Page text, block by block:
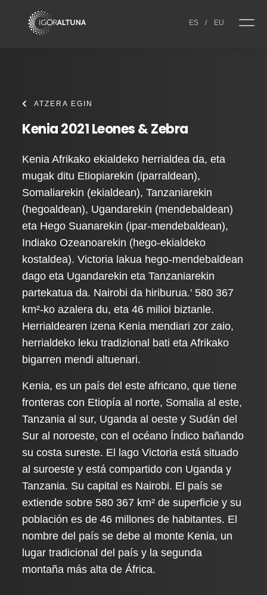
ES / EU
ATZERA EGIN
Kenia 2021 Leones & Zebra
Kenia Afrikako ekialdeko herrialdea da, eta
mugak ditu Etiopiarekin (iparraldean),
Somaliarekin (ekialdean), Tanzaniarekin
(hegoaldean), Ugandarekin (mendebaldean)
eta Hego Suanarekin (ipar-mendebaldean),
Indiako Ozeanoarekin (hego-ekialdeko
kostaldea). Victoria lakua hego-mendebaldean
dago eta Ugandarekin eta Tanzaniarekin
partekatua da. Nairobi da hiriburua.' 580 367
km²-ko azalera du, eta 46 milioi biztanle.
Herrialdearen izena Kenia mendiari zor zaio,
herrialdeko leku tradizional bati eta Afrikako
bigarren mendi altuenari.
Kenia, es un país del este africano, que tiene
fronteras con Etiopía al norte, Somalia al este,
Tanzania al sur, Uganda al oeste y Sudán del
Sur al noroeste, con el océano Índico bañando
su costa sureste. El lago Victoria está situado
al suroeste y está compartido con Uganda y
Tanzania. Su capital es Nairobi. El país se
extiende sobre 580 367 km² de superficie y su
población es de 46 millones de habitantes. El
nombre del país se debe al monte Kenia, un
lugar tradicional del país y la segunda
montaña más alta de África.